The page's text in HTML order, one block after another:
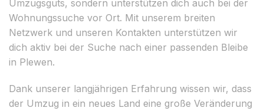
Umzugsguts, sondern unterstützen dich auch bei der
Wohnungssuche vor Ort. Mit unserem breiten
Netzwerk und unseren Kontakten unterstützen wir
dich aktiv bei der Suche nach einer passenden Bleibe
in Plewen.
Dank unserer langjährigen Erfahrung wissen wir, dass
der Umzug in ein neues Land eine große Veränderung